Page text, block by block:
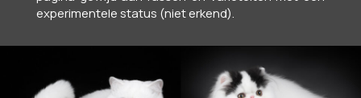
experimentele status (niet erkend).